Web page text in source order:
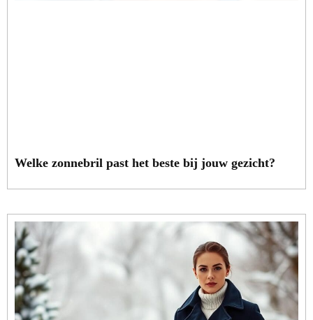
Welke zonnebril past het beste bij jouw gezicht?